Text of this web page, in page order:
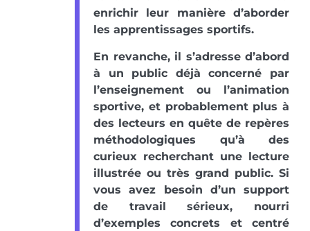
enrichir leur manière d’aborder
les apprentissages sportifs.
En revanche, il s’adresse d’abord
à un public déjà concerné par
l’enseignement ou l’animation
sportive, et probablement plus à
des lecteurs en quête de repères
méthodologiques qu’à des
curieux recherchant une lecture
illustrée ou très grand public. Si
vous avez besoin d’un support
de travail sérieux, nourri
d’exemples concrets et centré